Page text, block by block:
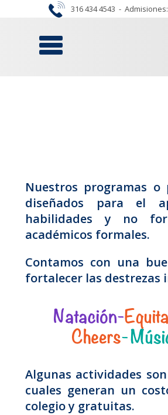
316 434 4543 - Admisiones:
Nuestros programas o
diseñados para el
habilidades y no
académicos formales.
Contamos con una
fortalecer las destrezas
Algunas actividades
cuales generan un
colegio y gratuitas.